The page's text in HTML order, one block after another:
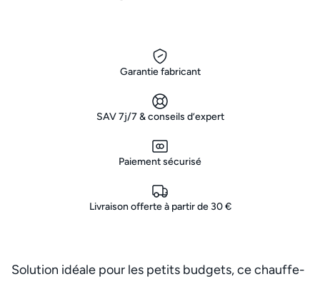
Garantie fabricant
SAV 7j/7 & conseils d’expert
Paiement sécurisé
Livraison offerte à partir de 30 €
Solution idéale pour les petits budgets, ce chauffe-